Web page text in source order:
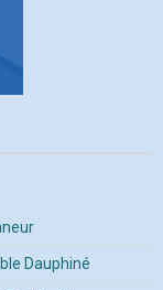
Dauphiné